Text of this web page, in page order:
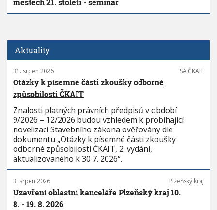
městech 21. století- seminář
Aktuality
31. srpen 2026 SA ČKAIT
Otázky k písemné části zkoušky odborné
způsobilosti ČKAIT
Znalosti platných právních předpisů v období
9/2026 – 12/2026 budou vzhledem k probíhající
novelizaci Stavebního zákona ověřovány dle
dokumentu „Otázky k písemné části zkoušky
odborné způsobilosti ČKAIT, 2. vydání,
aktualizovaného k 30 7. 2026“.
3. srpen 2026 Plzeňský kraj
Uzavření oblastní kanceláře Plzeňský kraj 10.
8. - 19. 8. 2026